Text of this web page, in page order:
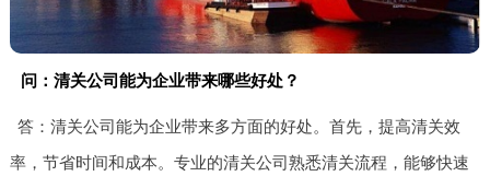
问：清关公司能为企业带来哪些好处？
答：清关公司能为企业带来多方面的好处。首先，提高清关效
率，节省时间和成本。专业的清关公司熟悉清关流程，能够快速